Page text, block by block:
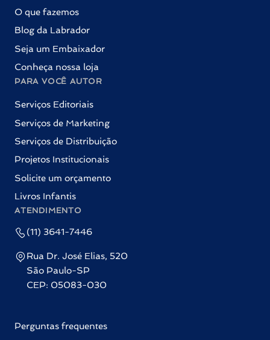
O que fazemos
Blog da Labrador
Seja um Embaixador
Conheça nossa loja
PARA VOCÊ AUTOR
Serviços Editoriais
Serviços de Marketing
Serviços de Distribuição
Projetos Institucionais
Solicite um orçamento
Livros Infantis
ATENDIMENTO
(11) 3641-7446
Rua Dr. José Elias, 520
São Paulo-SP
CEP: 05083-030
Perguntas frequentes